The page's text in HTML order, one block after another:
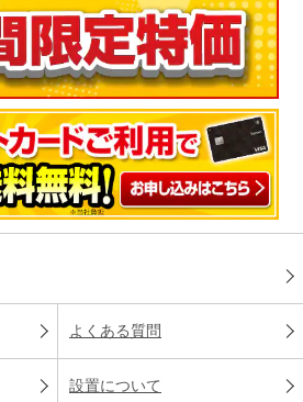
よくある質問
設置について